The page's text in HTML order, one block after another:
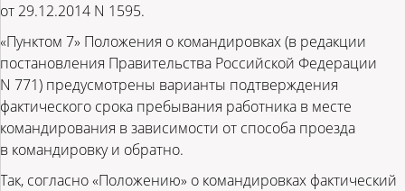
от 29.12.2014 N 1595.
«Пунктом 7» Положения о командировках (в редакции
постановления Правительства Российской Федерации
N 771) предусмотрены варианты подтверждения
фактического срока пребывания работника в месте
командирования в зависимости от способа проезда
в командировку и обратно.
Так, согласно «Положению» о командировках фактический